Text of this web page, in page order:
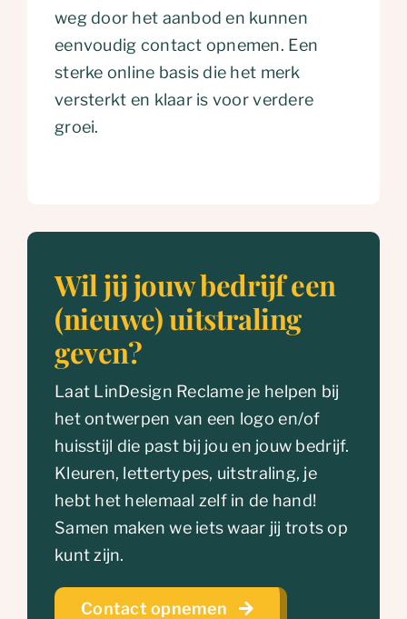
weg door het aanbod en kunnen
eenvoudig contact opnemen. Een
sterke online basis die het merk
versterkt en klaar is voor verdere
groei.
Wil jij jouw bedrijf een
(nieuwe) uitstraling
geven?
Laat LinDesign Reclame je helpen bij
het ontwerpen van een logo en/of
huisstijl die past bij jou en jouw bedrijf.
Kleuren, lettertypes, uitstraling, je
hebt het helemaal zelf in de hand!
Samen maken we iets waar jij trots op
kunt zijn.
Contact opnemen